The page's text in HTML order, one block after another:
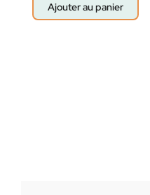
Ajouter au panier